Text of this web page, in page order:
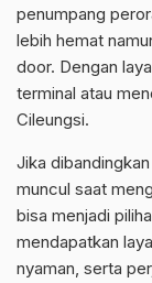
penumpang
lebih hemat
door. Dengan
terminal atau
Cileungsi.
Jika
muncul saat
bisa menjadi
mendapatkan
nyaman, serta